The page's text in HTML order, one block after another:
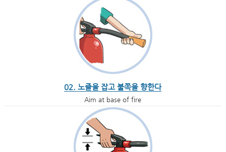
02. 노즐을 잡고 불쪽을 향한다
Aim at base of fire